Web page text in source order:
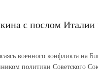
с послом Италии
военного конфликта на
политики Советского